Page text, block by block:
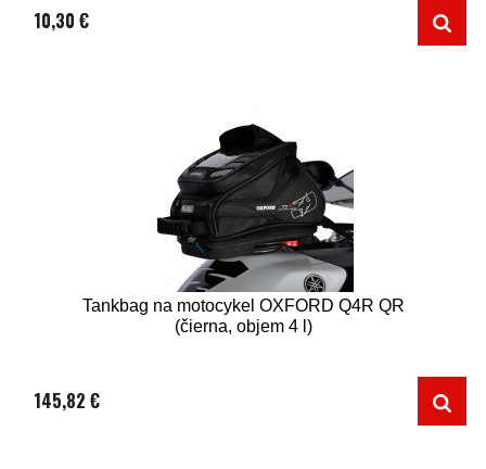
10,30 €
Tankbag na motocykel OXFORD Q4R QR
(čierna, objem 4 l)
145,82 €